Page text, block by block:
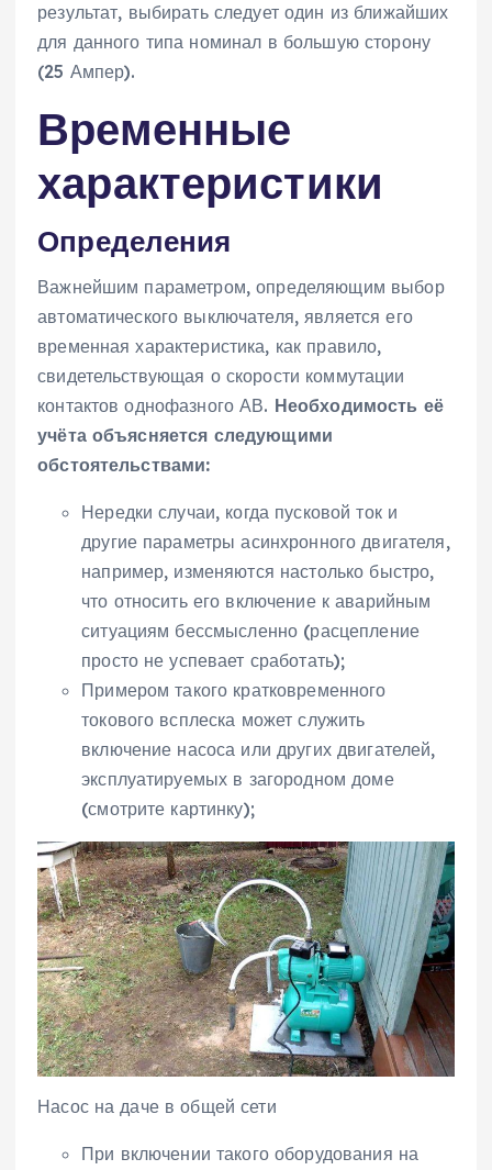
результат, выбирать следует один из ближайших
для данного типа номинал в большую сторону
(25 Ампер).
Временные
характеристики
Определения
Важнейшим параметром, определяющим выбор
автоматического выключателя, является его
временная характеристика, как правило,
свидетельствующая о скорости коммутации
контактов однофазного АВ. Необходимость её
учёта объясняется следующими
обстоятельствами:
Нередки случаи, когда пусковой ток и
другие параметры асинхронного двигателя,
например, изменяются настолько быстро,
что относить его включение к аварийным
ситуациям бессмысленно (расцепление
просто не успевает сработать);
Примером такого кратковременного
токового всплеска может служить
включение насоса или других двигателей,
эксплуатируемых в загородном доме
(смотрите картинку);
Насос на даче в общей сети
При включении такого оборудования на